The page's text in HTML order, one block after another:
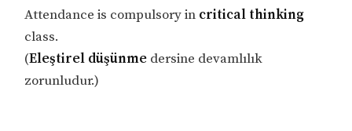
Attendance is compulsory in critical thinking
class.
(Eleştirel düşünme dersine devamlılık
zorunludur.)